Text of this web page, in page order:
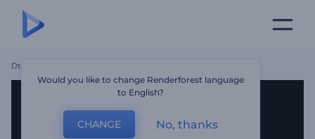
Главная
Would you like to change Renderforest language
to English?
CHANGE No, thanks